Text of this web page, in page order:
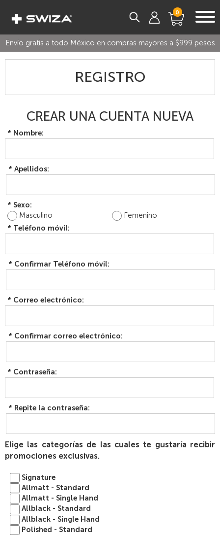
0
Envío gratis a todo México en compras mayores a $999 pesos
REGISTRO
CREAR UNA CUENTA NUEVA
* Nombre:
* Apellidos:
* Sexo:
Masculino
Femenino
* Teléfono móvil:
* Confirmar Teléfono móvil:
* Correo electrónico:
* Confirmar correo electrónico:
* Contraseña:
* Repite la contraseña:
Elige las categorías de las cuales te gustaría recibir
promociones exclusivas.
Signature
Allmatt - Standard
Allmatt - Single Hand
Allblack - Standard
Allblack - Single Hand
Polished - Standard